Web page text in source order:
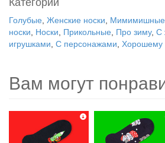
Категории
Голубые Женские носки
носки
Носки Прикольные Про зиму, С
игрушками С персонажами Хорошему
Вам могут